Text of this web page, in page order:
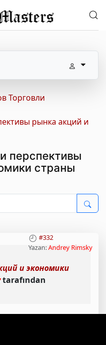
Торговли
рынка акций и
перспективы
страны
#332
Yazan:Andrey Rimsky
и экономики
tarafından